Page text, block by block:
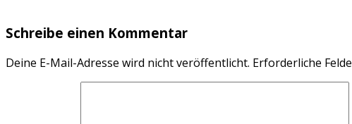
Schreibe einen Kommentar
Deine E-Mail-Adresse wird nicht veröffentlicht. Erforderliche